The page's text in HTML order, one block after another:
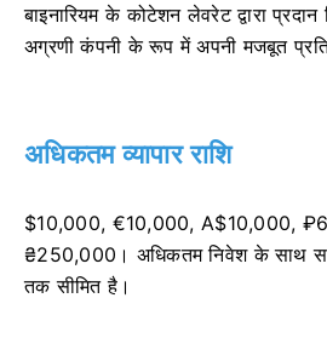
बाइनारियम के कोटेशन लेवरेट द्वारा
अग्रणी कंपनी के रूप में अपनी मजबूत
अधिकतम व्यापार राशि
$10,000, €10,000, A$10,000,
₴250,000। अधिकतम निवेश के साथ
तक सीमित है।